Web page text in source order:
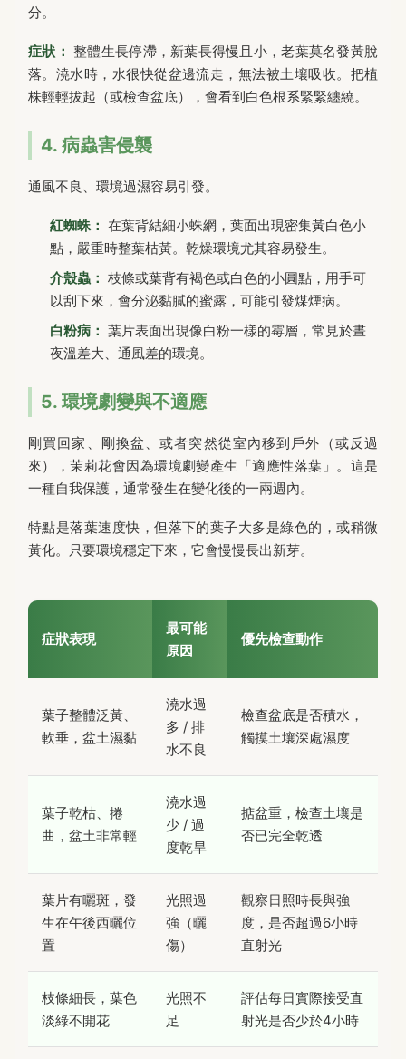
分。
症狀： 整體生長停滯，新葉長得慢且小，老葉莫名發黃脫
落。澆水時，水很快從盆邊流走，無法被土壤吸收。把植
株輕輕拔起（或檢查盆底），會看到白色根系緊緊纏繞。
4. 病蟲害侵襲
通風不良、環境過濕容易引發。
紅蜘蛛： 在葉背結細小蛛網，葉面出現密集黃白色小
點，嚴重時整葉枯黃。乾燥環境尤其容易發生。
介殼蟲： 枝條或葉背有褐色或白色的小圓點，用手可
以刮下來，會分泌黏膩的蜜露，可能引發煤煙病。
白粉病： 葉片表面出現像白粉一樣的霉層，常見於晝
夜溫差大、通風差的環境。
5. 環境劇變與不適應
剛買回家、剛換盆、或者突然從室內移到戶外（或反過
來），茉莉花會因為環境劇變產生「適應性落葉」。這是
一種自我保護，通常發生在變化後的一兩週內。
特點是落葉速度快，但落下的葉子大多是綠色的，或稍微
黃化。只要環境穩定下來，它會慢慢長出新芽。
症狀表現
最可能
原因
優先檢查動作
葉子整體泛黃、
軟垂，盆土濕黏
澆水過
多 / 排
水不良
檢查盆底是否積水，
觸摸土壤深處濕度
葉子乾枯、捲
曲，盆土非常輕
澆水過
少 / 過
度乾旱
掂盆重，檢查土壤是
否已完全乾透
葉片有曬斑，發
生在午後西曬位
置
光照過
強（曬
傷）
觀察日照時長與強
度，是否超過6小時
直射光
枝條細長，葉色
淡綠不開花
光照不
足
評估每日實際接受直
射光是否少於4小時